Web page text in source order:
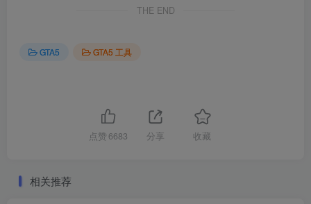
THE END
GTA5 GTA5 工具
点赞 6683 分享 收藏
相关推荐